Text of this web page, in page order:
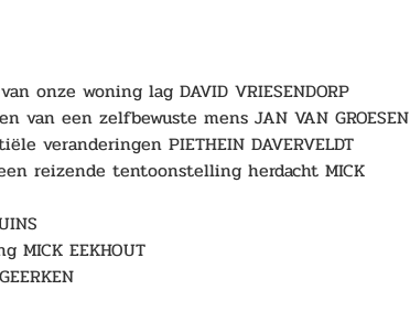
onze woning lag DAVID VRIESENDORP
een zelfbewuste mens JAN VAN GROESEN
veranderingen PIETHEIN DAVERVELDT
reizende tentoonstelling herdacht MICK
MICK EEKHOUT